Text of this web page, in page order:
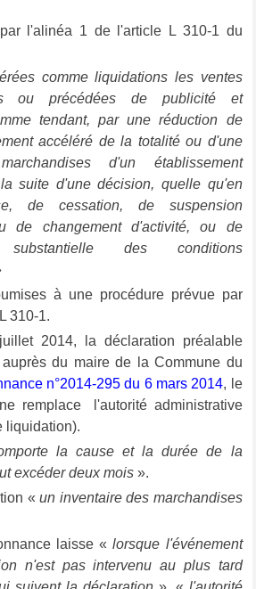
l'alinéa 1 de l'article L 310-1 du
comme liquidations les ventes
ou précédées de publicité et
tendant, par une réduction de
accéléré de la totalité ou d'une
d'un établissement
suite d'une décision, quelle qu'en
de cessation, de suspension
de changement d'activité, ou de
substantielle des conditions
à une procédure prévue par
310-1.
2014, la déclaration préalable
du maire de la Commune du
n°2014-295 du 6 mars 2014, le
remplace l'autorité administrative
liquidation).
la cause et la durée de la
excéder deux mois».
«un inventaire des marchandises
laisse «lorsque l'événement
n'est pas intervenu au plus tard